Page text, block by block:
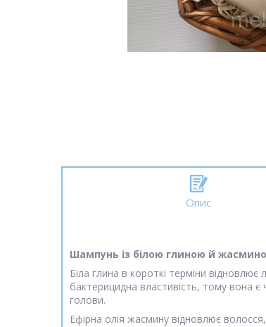
Опис
Шампунь із білою глиною й
Біла глина в короткі терміни
бактерицидна властивість, тому вона
голови.
Ефірна олія жасмину відновлює